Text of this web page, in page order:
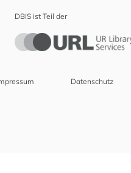
DBIS ist Teil der
Datenschutz